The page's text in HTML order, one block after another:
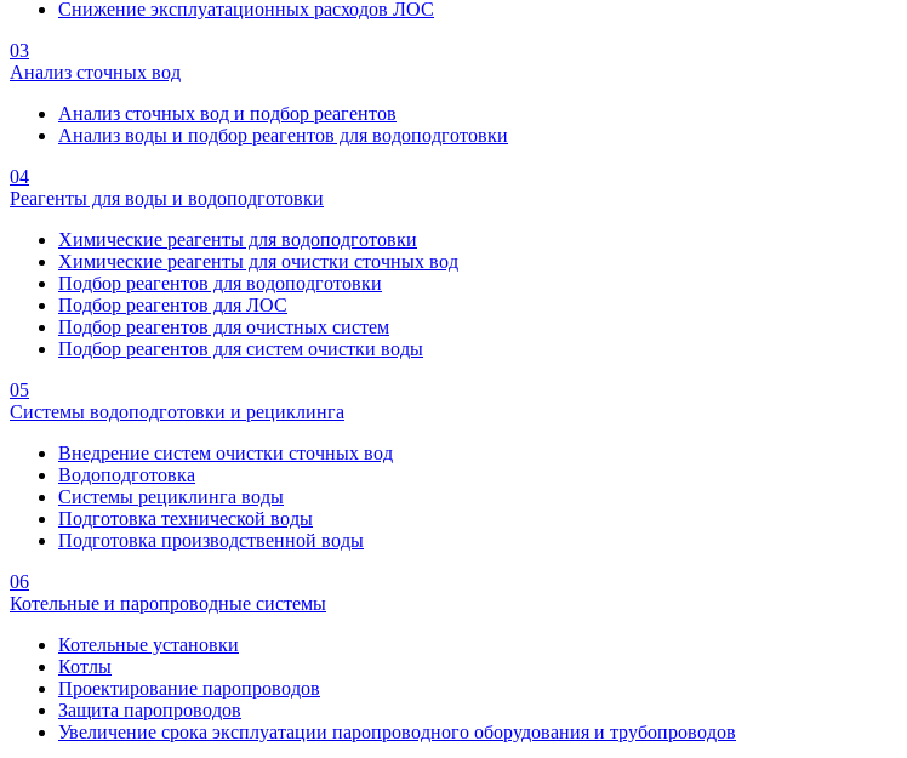
Снижение эксплуатационных расходов ЛОС
03
Анализ сточных вод
Анализ сточных вод и подбор реагентов
Анализ воды и подбор реагентов для водоподготовки
04
Реагенты для воды и водоподготовки
Химические реагенты для водоподготовки
Химические реагенты для очистки сточных вод
Подбор реагентов для водоподготовки
Подбор реагентов для ЛОС
Подбор реагентов для очистных систем
Подбор реагентов для систем очистки воды
05
Системы водоподготовки и рециклинга
Внедрение систем очистки сточных вод
Водоподготовка
Системы рециклинга воды
Подготовка технической воды
Подготовка производственной воды
06
Котельные и паропроводные системы
Котельные установки
Котлы
Проектирование паропроводов
Защита паропроводов
Увеличение срока эксплуатации паропроводного оборудования и трубопроводов